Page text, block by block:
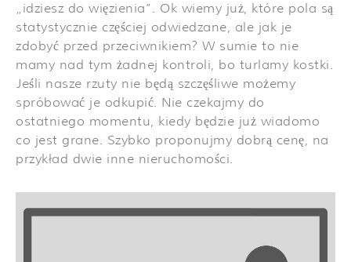
„idziesz do więzienia”. Ok wiemy już, które pola są
statystycznie częściej odwiedzane, ale jak je
zdobyć przed przeciwnikiem? W sumie to nie
mamy nad tym żadnej kontroli, bo turlamy kostki.
Jeśli nasze rzuty nie będą szczęśliwe możemy
spróbować je odkupić. Nie czekajmy do
ostatniego momentu, kiedy będzie już wiadomo
co jest grane. Szybko proponujmy dobrą cenę, na
przykład dwie inne nieruchomości.